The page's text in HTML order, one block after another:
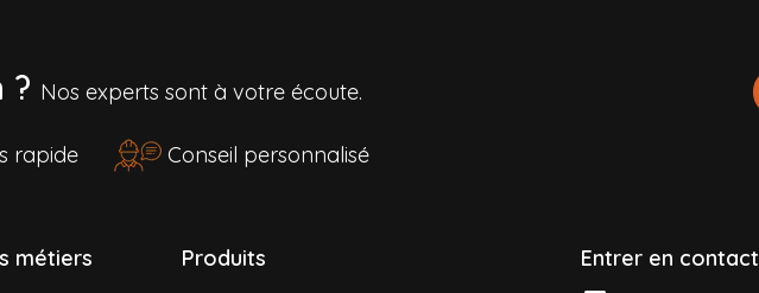
? Nos experts sont à votre écoute.
rapide Conseil personnalisé
métiers Produits Entrer en contact